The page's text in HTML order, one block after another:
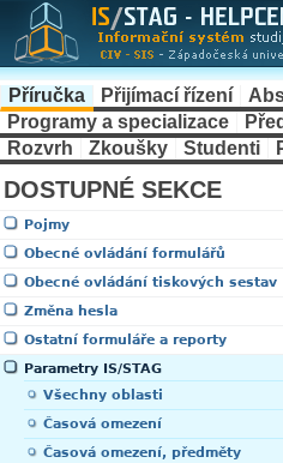
Příručka Přijímací řízení
Programy a specializace
Rozvrh
Zkoušky Studenti
DOSTUPNÉ SEKCE
Pojmy
Obecné ovládání formulářů
Obecné ovládání tiskových sestav
Změna hesla
Ostatní formuláře a reporty
Parametry IS/STAG
Všechny oblasti
Časová omezení
Časová omezení, předměty